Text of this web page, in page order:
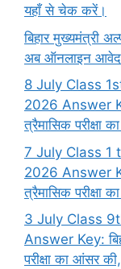
यहाँ से चेक करें।
बिहार मुख्यमंत्री
अब ऑनलाइन
8 July Class
2026 Answer
त्रैमासिक परीक्षा
7 July Class 1
2026 Answer
त्रैमासिक परीक्षा
3 July Class
Answer Key:
परीक्षा का आंसर